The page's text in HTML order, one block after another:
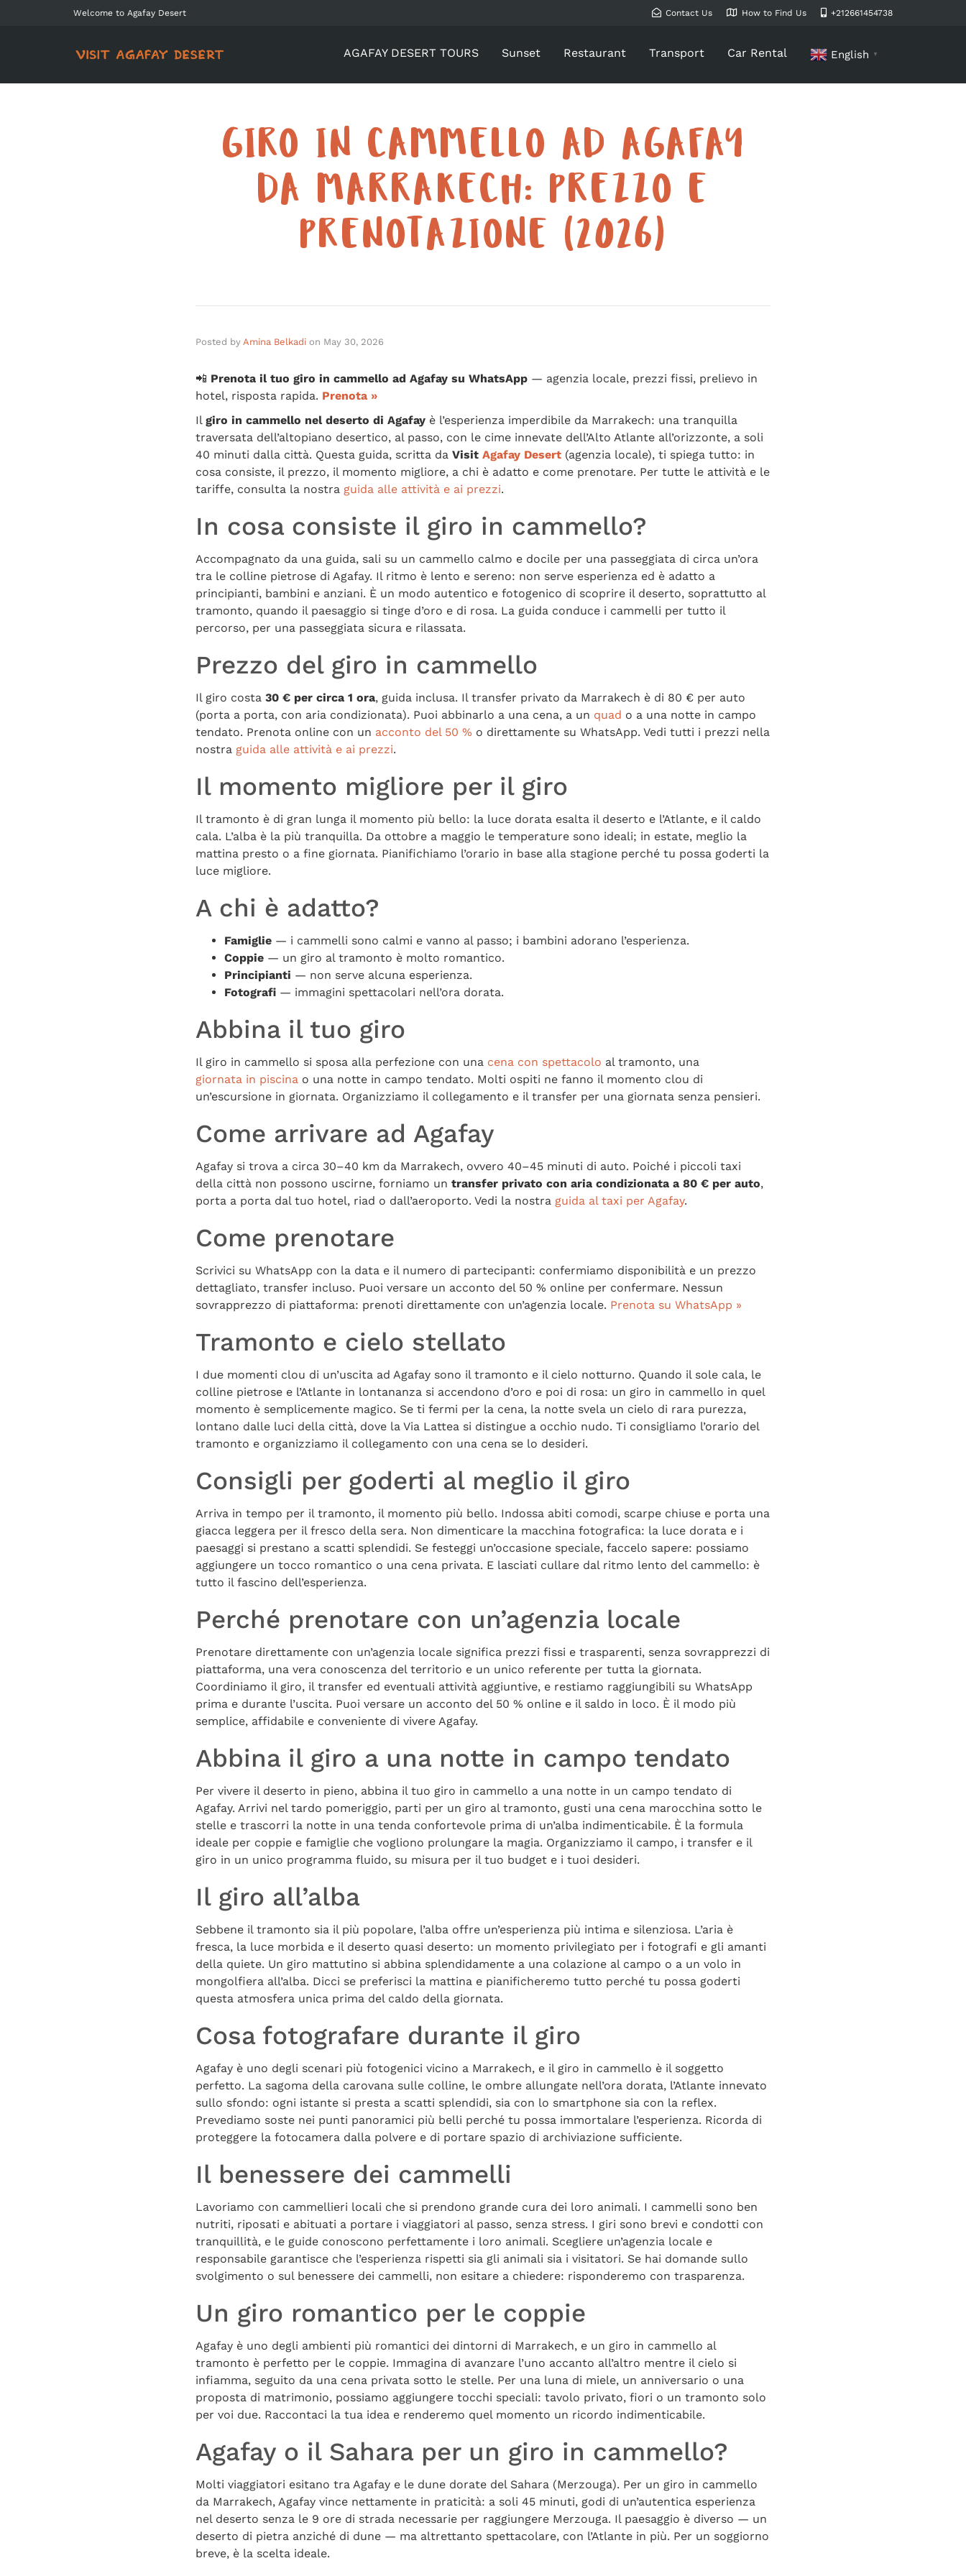
Welcome to Agafay Desert Contact Us How to Find Us +212661454738
AGAFAY DESERT TOURS Sunset Restaurant Transport Car Rental English ▼
GIRO IN CAMMELLO AD AGAFAY
DA MARRAKECH: PREZZO E
PRENOTAZIONE (2026)
Posted by Amina Belkadi on May 30, 2026
📲 Prenota il tuo giro in cammello ad Agafay su WhatsApp — agenzia locale, prezzi fissi, prelievo in
hotel, risposta rapida. Prenota »
Il giro in cammello nel deserto di Agafay è l’esperienza imperdibile da Marrakech: una tranquilla
traversata dell’altopiano desertico, al passo, con le cime innevate dell’Alto Atlante all’orizzonte, a soli
40 minuti dalla città. Questa guida, scritta da Visit Agafay Desert (agenzia locale), ti spiega tutto: in
cosa consiste, il prezzo, il momento migliore, a chi è adatto e come prenotare. Per tutte le attività e le
tariffe, consulta la nostra guida alle attività e ai prezzi.
In cosa consiste il giro in cammello?
Accompagnato da una guida, sali su un cammello calmo e docile per una passeggiata di circa un’ora
tra le colline pietrose di Agafay. Il ritmo è lento e sereno: non serve esperienza ed è adatto a
principianti, bambini e anziani. È un modo autentico e fotogenico di scoprire il deserto, soprattutto al
tramonto, quando il paesaggio si tinge d’oro e di rosa. La guida conduce i cammelli per tutto il
percorso, per una passeggiata sicura e rilassata.
Prezzo del giro in cammello
Il giro costa 30 € per circa 1 ora, guida inclusa. Il transfer privato da Marrakech è di 80 € per auto
(porta a porta, con aria condizionata). Puoi abbinarlo a una cena, a un quad o a una notte in campo
tendato. Prenota online con un acconto del 50 % o direttamente su WhatsApp. Vedi tutti i prezzi nella
nostra guida alle attività e ai prezzi.
Il momento migliore per il giro
Il tramonto è di gran lunga il momento più bello: la luce dorata esalta il deserto e l’Atlante, e il caldo
cala. L’alba è la più tranquilla. Da ottobre a maggio le temperature sono ideali; in estate, meglio la
mattina presto o a fine giornata. Pianifichiamo l’orario in base alla stagione perché tu possa goderti la
luce migliore.
A chi è adatto?
Famiglie — i cammelli sono calmi e vanno al passo; i bambini adorano l’esperienza.
Coppie — un giro al tramonto è molto romantico.
Principianti — non serve alcuna esperienza.
Fotografi — immagini spettacolari nell’ora dorata.
Abbina il tuo giro
Il giro in cammello si sposa alla perfezione con una cena con spettacolo al tramonto, una
giornata in piscina o una notte in campo tendato. Molti ospiti ne fanno il momento clou di
un’escursione in giornata. Organizziamo il collegamento e il transfer per una giornata senza pensieri.
Come arrivare ad Agafay
Agafay si trova a circa 30–40 km da Marrakech, ovvero 40–45 minuti di auto. Poiché i piccoli taxi
della città non possono uscirne, forniamo un transfer privato con aria condizionata a 80 € per auto,
porta a porta dal tuo hotel, riad o dall’aeroporto. Vedi la nostra guida al taxi per Agafay.
Come prenotare
Scrivici su WhatsApp con la data e il numero di partecipanti: confermiamo disponibilità e un prezzo
dettagliato, transfer incluso. Puoi versare un acconto del 50 % online per confermare. Nessun
sovrapprezzo di piattaforma: prenoti direttamente con un’agenzia locale. Prenota su WhatsApp »
Tramonto e cielo stellato
I due momenti clou di un’uscita ad Agafay sono il tramonto e il cielo notturno. Quando il sole cala, le
colline pietrose e l’Atlante in lontananza si accendono d’oro e poi di rosa: un giro in cammello in quel
momento è semplicemente magico. Se ti fermi per la cena, la notte svela un cielo di rara purezza,
lontano dalle luci della città, dove la Via Lattea si distingue a occhio nudo. Ti consigliamo l’orario del
tramonto e organizziamo il collegamento con una cena se lo desideri.
Consigli per goderti al meglio il giro
Arriva in tempo per il tramonto, il momento più bello. Indossa abiti comodi, scarpe chiuse e porta una
giacca leggera per il fresco della sera. Non dimenticare la macchina fotografica: la luce dorata e i
paesaggi si prestano a scatti splendidi. Se festeggi un’occasione speciale, faccelo sapere: possiamo
aggiungere un tocco romantico o una cena privata. E lasciati cullare dal ritmo lento del cammello: è
tutto il fascino dell’esperienza.
Perché prenotare con un’agenzia locale
Prenotare direttamente con un’agenzia locale significa prezzi fissi e trasparenti, senza sovrapprezzi di
piattaforma, una vera conoscenza del territorio e un unico referente per tutta la giornata.
Coordiniamo il giro, il transfer ed eventuali attività aggiuntive, e restiamo raggiungibili su WhatsApp
prima e durante l’uscita. Puoi versare un acconto del 50 % online e il saldo in loco. È il modo più
semplice, affidabile e conveniente di vivere Agafay.
Abbina il giro a una notte in campo tendato
Per vivere il deserto in pieno, abbina il tuo giro in cammello a una notte in un campo tendato di
Agafay. Arrivi nel tardo pomeriggio, parti per un giro al tramonto, gusti una cena marocchina sotto le
stelle e trascorri la notte in una tenda confortevole prima di un’alba indimenticabile. È la formula
ideale per coppie e famiglie che vogliono prolungare la magia. Organizziamo il campo, i transfer e il
giro in un unico programma fluido, su misura per il tuo budget e i tuoi desideri.
Il giro all’alba
Sebbene il tramonto sia il più popolare, l’alba offre un’esperienza più intima e silenziosa. L’aria è
fresca, la luce morbida e il deserto quasi deserto: un momento privilegiato per i fotografi e gli amanti
della quiete. Un giro mattutino si abbina splendidamente a una colazione al campo o a un volo in
mongolfiera all’alba. Dicci se preferisci la mattina e pianificheremo tutto perché tu possa goderti
questa atmosfera unica prima del caldo della giornata.
Cosa fotografare durante il giro
Agafay è uno degli scenari più fotogenici vicino a Marrakech, e il giro in cammello è il soggetto
perfetto. La sagoma della carovana sulle colline, le ombre allungate nell’ora dorata, l’Atlante innevato
sullo sfondo: ogni istante si presta a scatti splendidi, sia con lo smartphone sia con la reflex.
Prevediamo soste nei punti panoramici più belli perché tu possa immortalare l’esperienza. Ricorda di
proteggere la fotocamera dalla polvere e di portare spazio di archiviazione sufficiente.
Il benessere dei cammelli
Lavoriamo con cammellieri locali che si prendono grande cura dei loro animali. I cammelli sono ben
nutriti, riposati e abituati a portare i viaggiatori al passo, senza stress. I giri sono brevi e condotti con
tranquillità, e le guide conoscono perfettamente i loro animali. Scegliere un’agenzia locale e
responsabile garantisce che l’esperienza rispetti sia gli animali sia i visitatori. Se hai domande sullo
svolgimento o sul benessere dei cammelli, non esitare a chiedere: risponderemo con trasparenza.
Un giro romantico per le coppie
Agafay è uno degli ambienti più romantici dei dintorni di Marrakech, e un giro in cammello al
tramonto è perfetto per le coppie. Immagina di avanzare l’uno accanto all’altro mentre il cielo si
infiamma, seguito da una cena privata sotto le stelle. Per una luna di miele, un anniversario o una
proposta di matrimonio, possiamo aggiungere tocchi speciali: tavolo privato, fiori o un tramonto solo
per voi due. Raccontaci la tua idea e renderemo quel momento un ricordo indimenticabile.
Agafay o il Sahara per un giro in cammello?
Molti viaggiatori esitano tra Agafay e le dune dorate del Sahara (Merzouga). Per un giro in cammello
da Marrakech, Agafay vince nettamente in praticità: a soli 45 minuti, godi di un’autentica esperienza
nel deserto senza le 9 ore di strada necessarie per raggiungere Merzouga. Il paesaggio è diverso — un
deserto di pietra anziché di dune — ma altrettanto spettacolare, con l’Atlante in più. Per un soggiorno
breve, è la scelta ideale.